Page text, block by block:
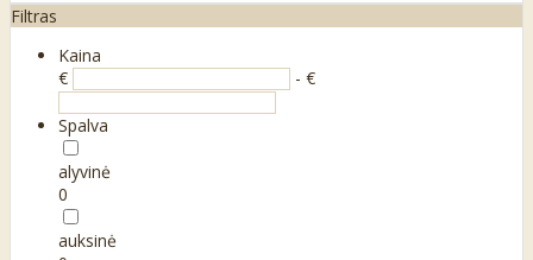
Filtras
Kaina
€
- €
Spalva
alyvinė
0
auksinė